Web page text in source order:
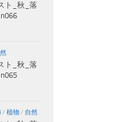
ト_秋_落
ト_秋_落
/ 植物/ 自然